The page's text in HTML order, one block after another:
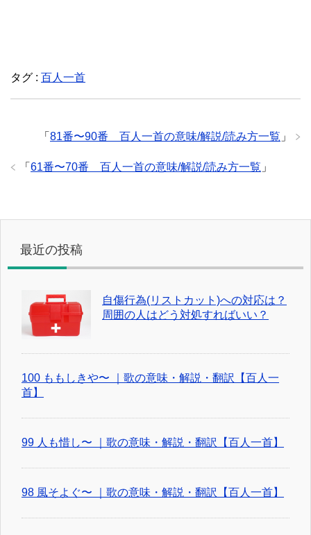
タグ : 百人一首
「 81番〜90番 百人一首の意味/解説/読み方一覧 」
「 61番〜70番 百人一首の意味/解説/読み方一覧 」
最近の投稿
自傷行為(リストカット)への対応は？
周囲の人はどう対処すればいい？
100 ももしきや〜 ｜歌の意味・解説・翻訳【百人一
首】
99 人も惜し〜 ｜歌の意味・解説・翻訳【百人一首】
98 風そよぐ〜 ｜歌の意味・解説・翻訳【百人一首】